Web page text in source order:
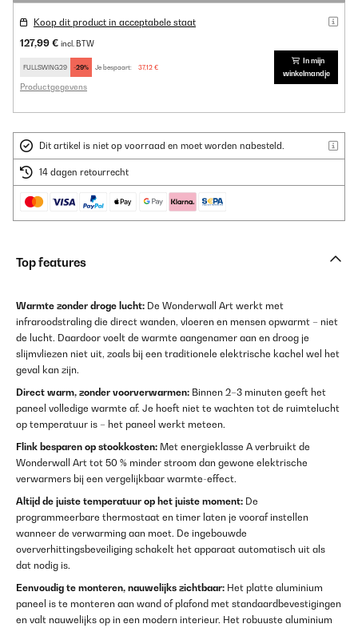
Koop dit product in acceptabele staat
127,99 € incl. BTW
FULLSWING29 -29% Je bespaart: 37,12 €
Productgegevens
In mijn
winkelmandje
Dit artikel is niet op voorraad en moet worden nabesteld.
14 dagen retourrecht
Top features
Warmte zonder droge lucht: De Wonderwall Art werkt met
infraroodstraling die direct wanden, vloeren en mensen opwarmt – niet
de lucht. Daardoor voelt de warmte aangenamer aan en droog je
slijmvliezen niet uit, zoals bij een traditionele elektrische kachel wel het
geval kan zijn.
Direct warm, zonder voorverwarmen: Binnen 2–3 minuten geeft het
paneel volledige warmte af. Je hoeft niet te wachten tot de ruimtelucht
op temperatuur is – het paneel werkt meteen.
Flink besparen op stookkosten: Met energieklasse A verbruikt de
Wonderwall Art tot 50 % minder stroom dan gewone elektrische
verwarmers bij een vergelijkbaar warmte-effect.
Altijd de juiste temperatuur op het juiste moment: De
programmeerbare thermostaat en timer laten je vooraf instellen
wanneer de verwarming aan moet. De ingebouwde
oververhittingsbeveiliging schakelt het apparaat automatisch uit als
dat nodig is.
Eenvoudig te monteren, nauwelijks zichtbaar: Het platte aluminium
paneel is te monteren aan wand of plafond met standaardbevestigingen
en valt nauwelijks op in een modern interieur. Het robuuste aluminium